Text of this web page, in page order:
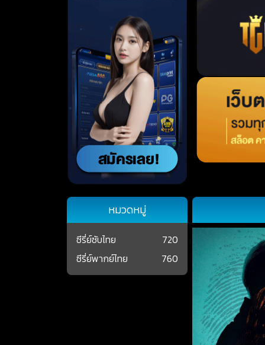
หมวดหมู่
ซีรี่ย์ซับไทย
720
ซีรี่ย์พากย์ไทย
760